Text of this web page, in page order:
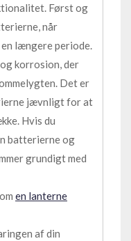
Først og
når
længere periode.
korrosion, der
Det er
jævnligt for at
Hvis du
batterierne og
grundigt med
en lanterne
af din